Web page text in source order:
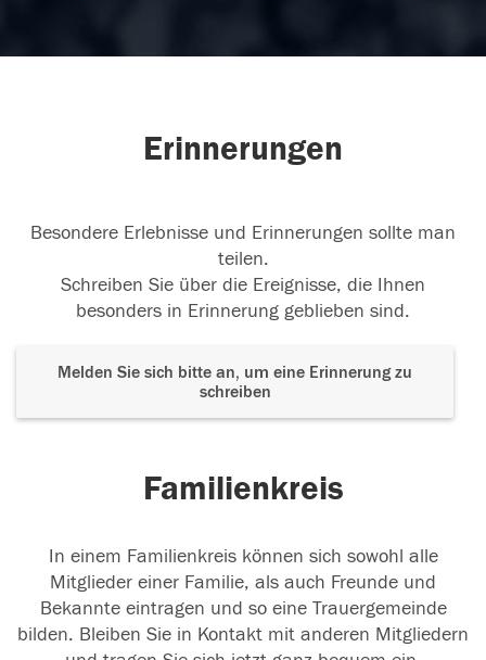
Erinnerungen
Besondere Erlebnisse und Erinnerungen sollte man
teilen.
Schreiben Sie über die Ereignisse, die Ihnen
besonders in Erinnerung geblieben sind.
Melden Sie sich bitte an, um eine Erinnerung zu
schreiben
Familienkreis
In einem Familienkreis können sich sowohl alle
Mitglieder einer Familie, als auch Freunde und
Bekannte eintragen und so eine Trauergemeinde
bilden. Bleiben Sie in Kontakt mit anderen Mitgliedern